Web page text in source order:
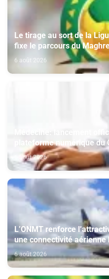
Le tirage au sort de la
fixe le parcours du
Berkane
6 août 2026
Médecine: lancement
plateforme numérique du
6 août 2026
L’ONMT renforce
une connectivité aérienne
6 août 2026